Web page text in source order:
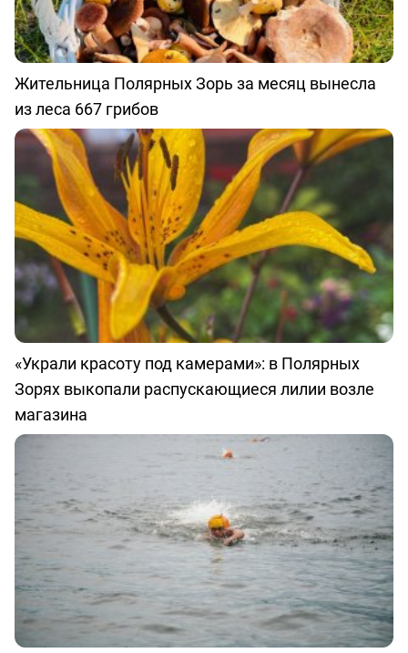
Жительница Полярных Зорь за месяц вынесла
из леса 667 грибов
«Украли красоту под камерами»: в Полярных
Зорях выкопали распускающиеся лилии возле
магазина